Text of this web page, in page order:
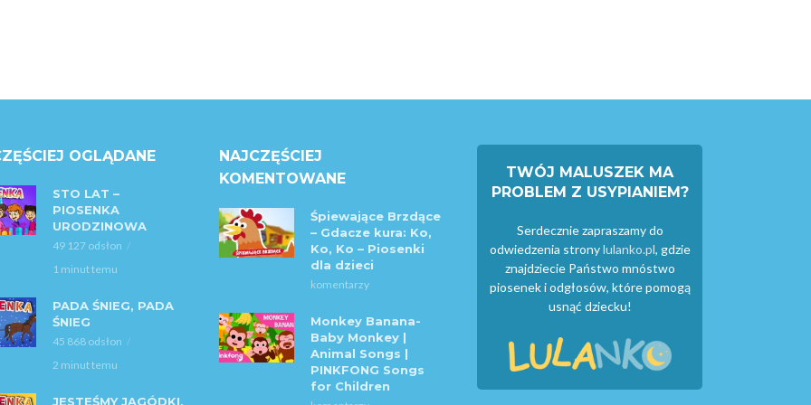
OGLĄDANE
STO LAT –
PIOSENKA
URODZINOWA
49 127 odsłon
1 minut temu
PADA ŚNIEG, PADA
ŚNIEG
45 868 odsłon
2 minut temu
JESTEŚMY JAGÓDKI,
NAJCZĘŚCIEJ
KOMENTOWANE
Śpiewające Brzdące
– Gdacze kura: Ko,
Ko, Ko – Piosenki
dla dzieci
komentarzy
Monkey Banana-
Baby Monkey |
Animal Songs |
PINKFONG Songs
for Children
TWÓJ MALUSZEK MA
PROBLEM Z USYPIANIEM?
Serdecznie zapraszamy do
odwiedzenia stronylulanko.pl, gdzie
znajdziecie Państwo mnóstwo
piosenek i odgłosów, które pomogą
usnąć dziecku!